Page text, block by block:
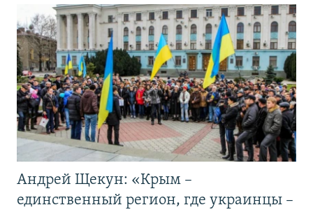
Андрей Щекун: «Крым –
единственный регион, где украинцы –